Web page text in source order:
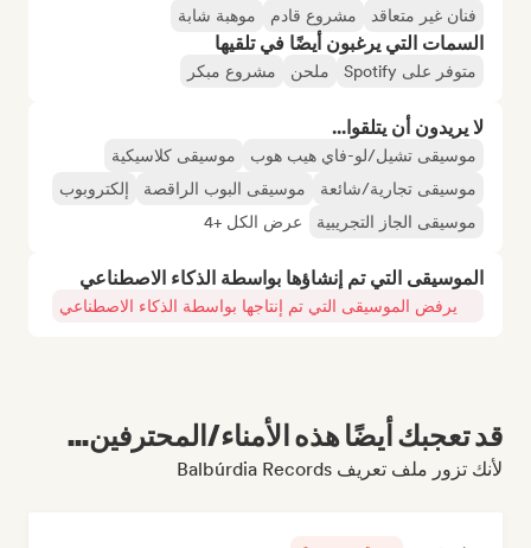
فنان غير متعاقد مشروع قادم موهبة شابة
السمات التي يرغبون أيضًا في تلقيها
متوفر على Spotify ملحن مشروع مبكر
لا يريدون أن يتلقوا...
موسيقى تشيل/لو-فاي هيب هوب
موسيقى كلاسيكية
موسيقى تجارية/شائعة
موسيقى البوب الراقصة
إلكتروبوب
موسيقى الجاز التجريبية
عرض الكل +4
الموسيقى التي تم إنشاؤها بواسطة الذكاء الاصطناعي
يرفض الموسيقى التي تم إنتاجها بواسطة الذكاء الاصطناعي
قد تعجبك أيضًا هذه الأمناء/المحترفين...
لأنك تزور ملف تعريف Balbúrdia Records